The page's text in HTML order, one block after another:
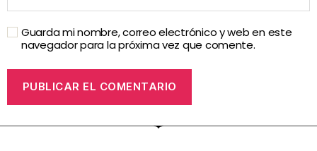
Guarda mi nombre, correo electrónico y web en este
navegador para la próxima vez que comente.